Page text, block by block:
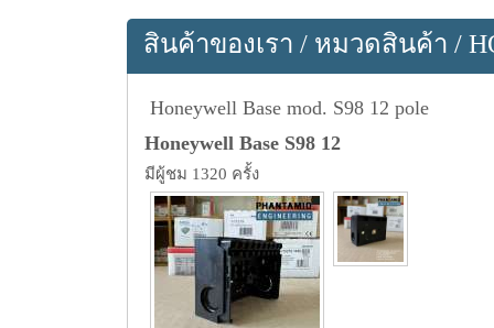
สินค้าของเรา / หมวดสินค้า /
Honeywell Base mod. S98 12 pole
Honeywell Base S98 12
มีผู้ชม 1320 ครั้ง